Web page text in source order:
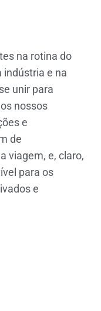
na rotina do
indústria e na
unir para
nossos
e
de
viagem, e, claro,
para os
e